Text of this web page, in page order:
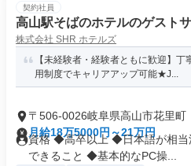
契約社員
高山駅そばのホテルのゲスト
株式会社 SHR ホテルズ
【未経験者・経験者ともに歓迎】
用制度でキャリアアップ可能★J...
〒506-0026岐阜県高山市花里町
月給18万5000円～21万円
資格 ◆高卒以上 ◆日本語が相当
できること ◆基本的なPC操...